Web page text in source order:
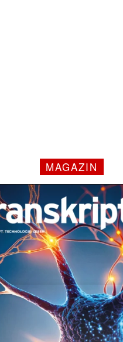
MAGAZIN